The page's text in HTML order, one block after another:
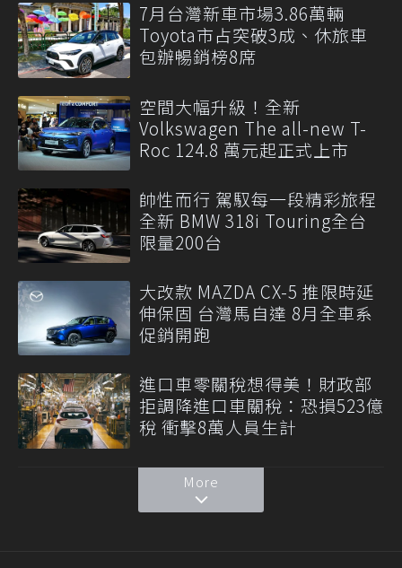
7月台灣新車市場3.86萬輛
Toyota市占突破3成、休旅車
包辦暢銷榜8席
空間大幅升級！全新
Volkswagen The all-new T-
Roc 124.8 萬元起正式上市
帥性而行 駕馭每一段精彩旅程
全新 BMW 318i Touring全台
限量200台
大改款 MAZDA CX-5 推限時延
伸保固 台灣馬自達 8月全車系
促銷開跑
進口車零關稅想得美！財政部
拒調降進口車關稅：恐損523億
稅 衝擊8萬人員生計
More